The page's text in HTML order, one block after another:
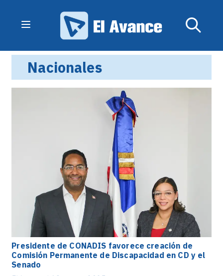
Nacionales
Presidente de CONADIS favorece creación de
Comisión Permanente de Discapacidad en CD y el
Senado